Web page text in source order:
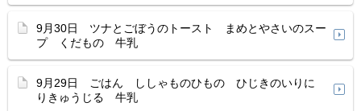
9月30日 ツナとごぼうのトースト まめとやさいのスー
プ くだもの 牛乳
9月29日 ごはん ししゃものひもの ひじきのいりに
りきゅうじる 牛乳